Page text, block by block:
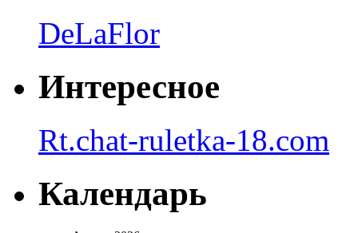
DeLaFlor
Интересное
Rt.chat-ruletka-18.com
Календарь